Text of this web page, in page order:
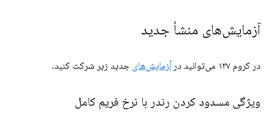
آزمایش‌های منشأ جدید
در کروم ۱۳۷ می‌توانید در آزمایش‌های جدید زیر شرکت کنید.
ویژگی مسدود کردن رندر با نرخ فریم کامل